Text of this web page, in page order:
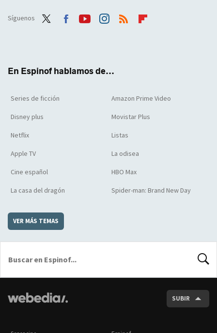
Síguenos
En Espinof hablamos de...
Series de ficción Amazon Prime Video
Disney plus Movistar Plus
Netflix Listas
Apple TV La odisea
Cine español HBO Max
La casa del dragón Spider-man: Brand New Day
VER MÁS TEMAS
SUBIR